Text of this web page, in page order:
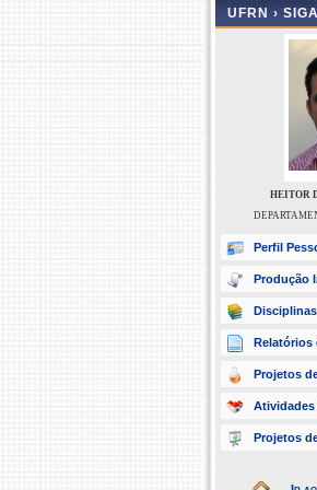
UFRN ›
HEITOR
Perfil
Produção
Relatórios
Projetos
Atividades
Projetos